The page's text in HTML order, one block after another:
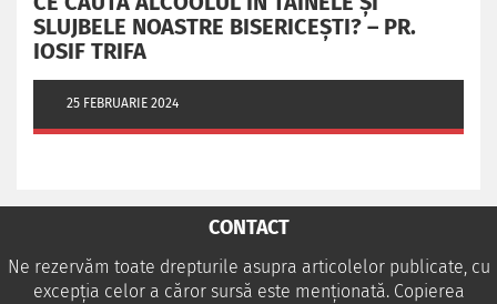
SLUJBELE NOASTRE BISERICEŞTI? – PR.
IOSIF TRIFA
25 FEBRUARIE 2024
CONTACT
Ne rezervăm toate drepturile asupra articolelor publicate, cu
excepția celor a căror sursă este menționată. Copierea